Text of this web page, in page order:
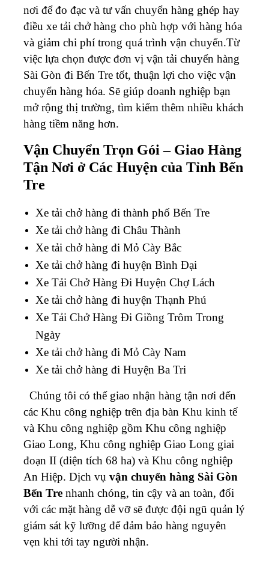
nơi để đo đạc và tư vấn chuyển hàng ghép hay
điều xe tải chở hàng cho phù hợp với hàng hóa
và giảm chi phí trong quá trình vận chuyển.Từ
việc lựa chọn được đơn vị vận tải chuyển hàng
Sài Gòn đi Bến Tre tốt, thuận lợi cho việc vận
chuyển hàng hóa. Sẽ giúp doanh nghiệp bạn
mở rộng thị trường, tìm kiếm thêm nhiều khách
hàng tiềm năng hơn.
Vận Chuyển Trọn Gói – Giao Hàng
Tận Nơi ở Các Huyện của Tỉnh Bến
Tre
Xe tải chở hàng đi thành phố Bến Tre
Xe tải chở hàng đi Châu Thành
Xe tải chở hàng đi Mỏ Cày Bắc
Xe tải chở hàng đi huyện Bình Đại
Xe Tải Chở Hàng Đi Huyện Chợ Lách
Xe tải chở hàng đi huyện Thạnh Phú
Xe Tải Chở Hàng Đi Giồng Trôm Trong
Ngày
Xe tải chở hàng đi Mỏ Cày Nam
Xe tải chở hàng đi Huyện Ba Tri
Chúng tôi có thể giao nhận hàng tận nơi đến
các Khu công nghiệp trên địa bàn Khu kinh tế
và Khu công nghiệp gồm Khu công nghiệp
Giao Long, Khu công nghiệp Giao Long giai
đoạn II (diện tích 68 ha) và Khu công nghiệp
An Hiệp. Dịch vụ vận chuyển hàng Sài Gòn
Bến Tre nhanh chóng, tin cậy và an toàn, đối
với các mặt hàng dễ vỡ sẽ được đội ngũ quản lý
giám sát kỹ lưỡng để đảm bảo hàng nguyên
vẹn khi tới tay người nhận.